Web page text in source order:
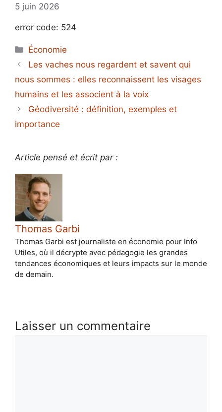
5 juin 2026
error code: 524
Catégories
Économie
Les vaches nous regardent et savent qui
nous sommes : elles reconnaissent les visages
humains et les associent à la voix
Géodiversité : définition, exemples et
importance
Article pensé et écrit par :
Thomas Garbi
Thomas Garbi est journaliste en économie pour Info
Utiles, où il décrypte avec pédagogie les grandes
tendances économiques et leurs impacts sur le monde
de demain.
Laisser un commentaire